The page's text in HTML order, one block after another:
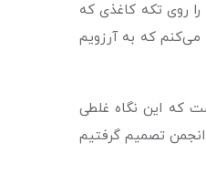
روی تکه کاغذی که
می‌کنم که به آرزویم
که این نگاه غلطی
تصمیم گرفتیم